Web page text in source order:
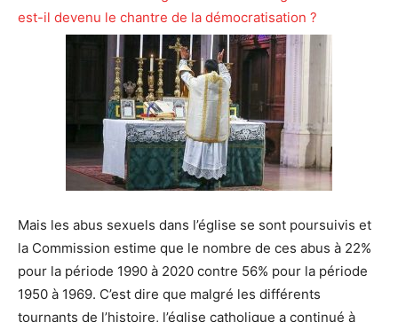
est-il devenu le chantre de la démocratisation ?
Mais les abus sexuels dans l’église se sont poursuivis et
la Commission estime que le nombre de ces abus à 22%
pour la période 1990 à 2020 contre 56% pour la période
1950 à 1969. C’est dire que malgré les différents
tournants de l’histoire, l’église catholique a continué à